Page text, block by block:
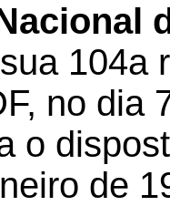
104a
no dia
o
de